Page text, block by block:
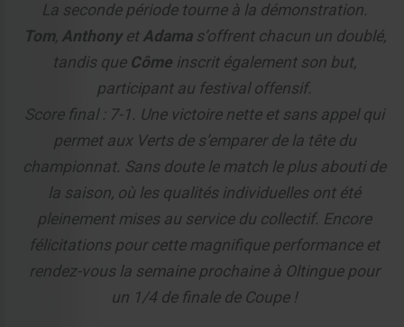
La seconde période tourne à la démonstration.
Tom, Anthonyet Adamas’offrent chacun un doublé,
tandis que Côme inscrit également son but,
participant au festival offensif.
Score final : 7-1. Une victoire nette et sans appel qui
permet aux Verts de s’emparer de la tête du
championnat. Sans doute le match le plus abouti de
la saison, où les qualités individuelles ont été
pleinement mises au service du collectif. Encore
félicitations pour cette magnifique performance et
rendez-vous la semaine prochaine à Oltingue pour
un 1/4 de finale de Coupe !